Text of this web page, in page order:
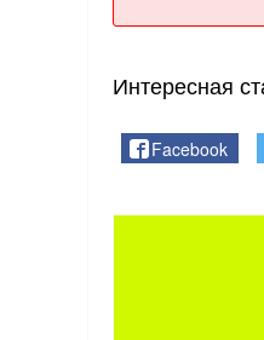
Интересная
Facebook